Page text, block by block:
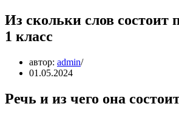
Из скольки слов состоит
1 класс
автор: admin
01.05.2024
Речь и из чего она